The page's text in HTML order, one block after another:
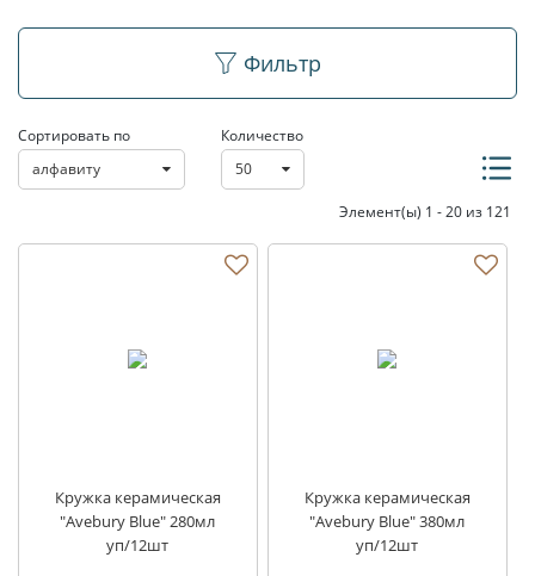
Фильтр
Сортировать по
алфавиту
Количество
50
Элемент(ы) 1 - 20 из 121
Кружка керамическая
"Avebury Blue" 280мл
уп/12шт
Кружка керамическая
"Avebury Blue" 380мл
уп/12шт